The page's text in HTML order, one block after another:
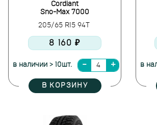
Cordiant
Sno-Max 7000
205/65 R15 94T
8 160 ₽
в наличии > 10шт.
В КОРЗИНУ
в